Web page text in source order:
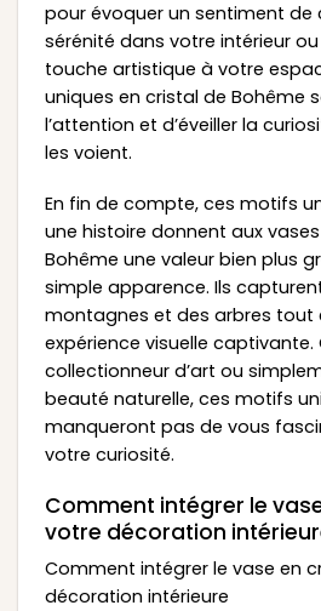
pour évoquer un sentiment de
sérénité dans votre intérieur
touche artistique à votre
uniques en cristal de Bohême
l’attention et d’éveiller la
les voient.
En fin de compte, ces motifs
une histoire donnent aux
Bohême une valeur bien plus
simple apparence. Ils
montagnes et des arbres tout
expérience visuelle captivante.
collectionneur d’art ou
beauté naturelle, ces motifs
manqueront pas de vous
votre curiosité.
Comment intégrer le
votre décoration
Comment intégrer le vase en
décoration intérieure